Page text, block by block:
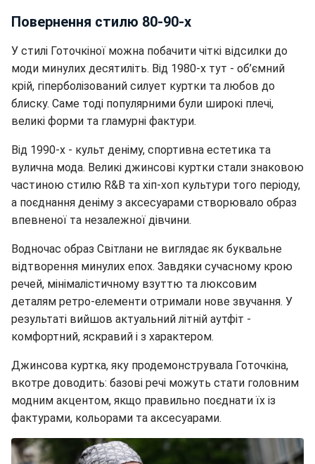
Повернення стилю 80-90-х
У стилі Готочкіної можна побачити чіткі відсилки до
моди минулих десятиліть. Від 1980-х тут - об’ємний
крій, гіперболізований силует куртки та любов до
блиску. Саме тоді популярними були широкі плечі,
великі форми та гламурні фактури.
Від 1990-х - культ деніму, спортивна естетика та
вулична мода. Великі джинсові куртки стали знаковою
частиною стилю R&B та хіп-хоп культури того періоду,
а поєднання деніму з аксесуарами створювало образ
впевненої та незалежної дівчини.
Водночас образ Світлани не виглядає як буквальне
відтворення минулих епох. Завдяки сучасному крою
речей, мінімалістичному взуттю та люксовим
деталям ретро-елементи отримали нове звучання. У
результаті вийшов актуальний літній аутфіт -
комфортний, яскравий і з характером.
Джинсова куртка, яку продемонструвала Готочкіна,
вкотре доводить: базові речі можуть стати головним
модним акцентом, якщо правильно поєднати їх із
фактурами, кольорами та аксесуарами.